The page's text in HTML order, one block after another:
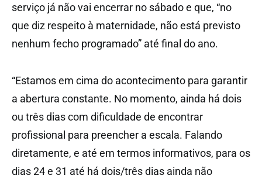
serviço já não vai encerrar no sábado e que, “no
que diz respeito à maternidade, não está previsto
nenhum fecho programado” até final do ano.
“Estamos em cima do acontecimento para garantir
a abertura constante. No momento, ainda há dois
ou três dias com dificuldade de encontrar
profissional para preencher a escala. Falando
diretamente, e até em termos informativos, para os
dias 24 e 31 até há dois/três dias ainda não